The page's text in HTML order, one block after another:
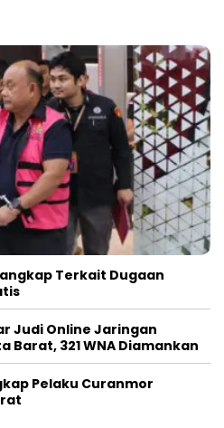
Terkait Dugaan
Judi Online Jaringan
321 WNA Diamankan
Pelaku Curanmor